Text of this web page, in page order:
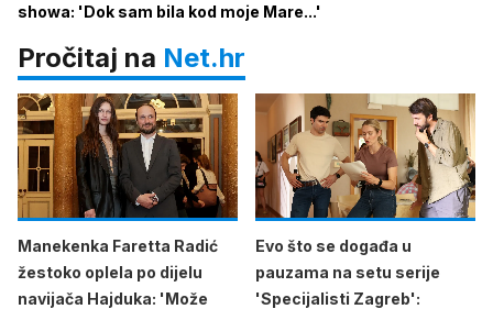
showa: 'Dok sam bila kod moje Mare...'
Pročitaj na Net.hr
Manekenka Faretta Radić
žestoko oplela po dijelu
navijača Hajduka: 'Može
Evo što se događa u
pauzama na setu serije
'Specijalisti Zagreb':